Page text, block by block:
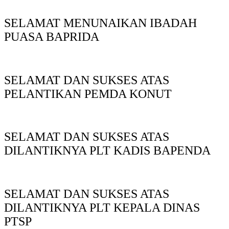
SELAMAT MENUNAIKAN IBADAH
PUASA BAPRIDA
SELAMAT DAN SUKSES ATAS
PELANTIKAN PEMDA KONUT
SELAMAT DAN SUKSES ATAS
DILANTIKNYA PLT KADIS BAPENDA
SELAMAT DAN SUKSES ATAS
DILANTIKNYA PLT KEPALA DINAS
PTSP